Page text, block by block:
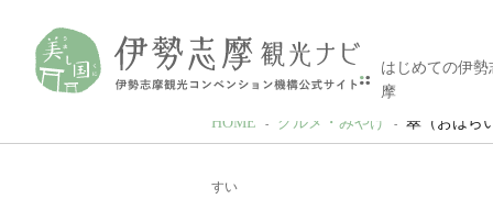
はじめての伊勢
摩
HOME グルメ・みやげ 翠（おはら
すい